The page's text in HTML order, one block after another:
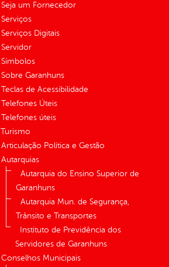
Seja um Fornecedor
Serviços
Serviços Digitais
Servidor
Símbolos
Sobre Garanhuns
Teclas de Acessibilidade
Telefones Úteis
Telefones úteis
Turismo
Articulação Política e Gestão
Autarquias
Autarquia do Ensino Superior de
Garanhuns
Autarquia Mun. de Segurança,
Trânsito e Transportes
Instituto de Previdência dos
Servidores de Garanhuns
Conselhos Municipais